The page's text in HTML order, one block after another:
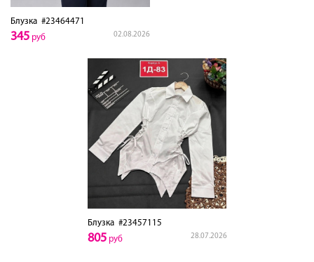
Блузка #23464471
02.08.2026
345 руб
Блузка#23457115
28.07.2026
805руб